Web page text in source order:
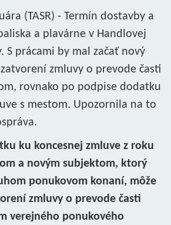
(TASR) - Termín dostavby a
a plavárne v Handlovej
S prácami by mal začať nový
zmluvy o prevode časti
rovnako po podpise dodatku
s mestom. Upozornila na to
ku koncesnej zmluve z roku
a novým subjektom, ktorý
ponukovom konaní, môže
zmluvy o prevode časti
verejného ponukového